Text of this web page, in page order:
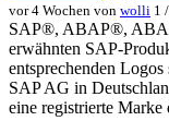
vor 4 Wochen von wolli 1
SAP®, ABAP®,
erwähnten SAP-
entsprechenden
SAP AG in
eine registrierte